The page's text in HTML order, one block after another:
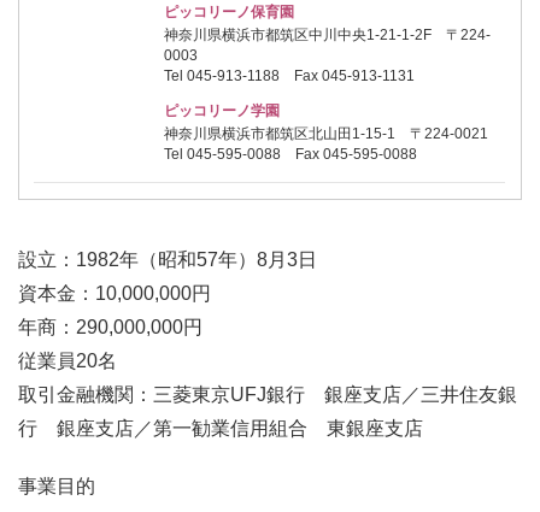
ピッコリーノ保育園
神奈川県横浜市都筑区中川中央1-21-1-2F 〒224-
0003
Tel 045-913-1188 Fax 045-913-1131
ピッコリーノ学園
神奈川県横浜市都筑区北山田1-15-1 〒224-0021
Tel 045-595-0088 Fax 045-595-0088
設立：1982年（昭和57年）8月3日
資本金：10,000,000円
年商：290,000,000円
従業員20名
取引金融機関：三菱東京UFJ銀行 銀座支店／三井住友銀
行 銀座支店／第一勧業信用組合 東銀座支店
事業目的